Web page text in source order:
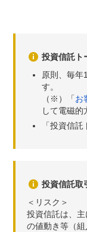
投資信託ト
原則、毎
す。
（※）「お
して電磁的
「投資信
投資信託取
＜リスク＞
投資信託は、
の値動き等（